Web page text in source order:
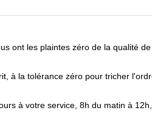
ont les plaintes zéro de la qualité de
à la tolérance zéro pour tricher
à votre service, 8h du matin à